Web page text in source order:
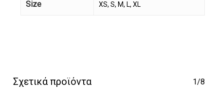
καλάθι σας.
Size XS, S, M, L, XL
Σχετικά προϊόντα 1/8